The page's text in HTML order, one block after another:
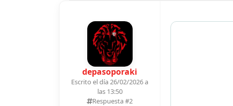
depasoporaki
Escrito el día 26/02/2026 a
las 13:50
Respuesta #2